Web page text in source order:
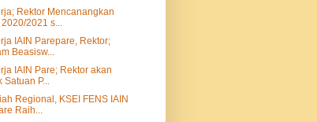
Rektor Mencanangkan
2021 s...
IAIN Parepare, Rektor;
Beasisw...
IAIN Pare; Rektor akan
Satuan P...
Regional, KSEI FENS IAIN
Raih...